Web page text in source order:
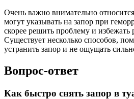
Очень важно внимательно
могут указывать на запор при
скорее решить проблему и
Существует несколько способов,
устранить запор и не ощущать
Вопрос-ответ
Как быстро снять запор в